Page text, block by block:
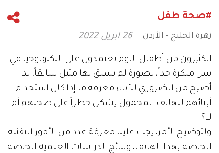
#صحة طفل
زهرة الخليج - الأردن 26 ابريل 2022
الكثيرون من أطفال اليوم يعتمدون على التكنولوجيا في
سن مبكرة جداً، بصورة لم يسبق لها مثيل سابقاً، لذا
أصبح من الضروري للآباء معرفة ما إذا كان استخدام
أبنائهم للهاتف المحمول يشكل خطراً على صحتهم أم
لا؟
ولتوضيح الأمر، يجب علينا معرفة عدد من الأمور التقنية
الخاصة بهذا الهاتف، ونتائج الدراسات العلمية الخاصة